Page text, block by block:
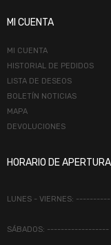
MI CUENTA
MI CUENTA
HISTORIAL DE PEDIDOS
LISTA DE DESEOS
BOLETÍN NOTICIAS
MAPA
DEVOLUCIONES
HORARIO DE
LUNES - VIERNES:
16:00H -
SÁBADOS: ------------------